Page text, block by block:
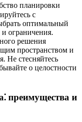
планировки
с
оптимальный
ограничения.
решения
пространством и
Не стесняйтесь
о целостности
преимущества и